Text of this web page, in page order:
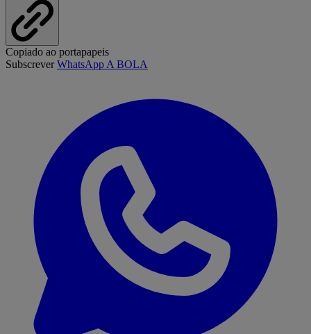
Copiado ao portapapeis
SubscreverWhatsApp A BOLA